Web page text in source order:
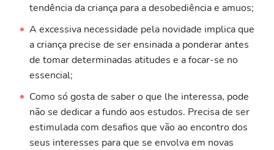
tendência da criança para a desobediência e amuos;
A excessiva necessidade pela novidade implica que
a criança precise de ser ensinada a ponderar antes
de tomar determinadas atitudes e a focar-se no
essencial;
Como só gosta de saber o que lhe interessa, pode
não se dedicar a fundo aos estudos. Precisa de ser
estimulada com desafios que vão ao encontro dos
seus interesses para que se envolva em novas